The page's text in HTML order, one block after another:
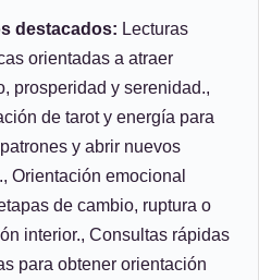
destacados: Lecturas
orientadas a atraer
prosperidad y serenidad.,
de tarot y energía para
y abrir nuevos
Orientación emocional
de cambio, ruptura o
interior., Consultas rápidas
para obtener orientación